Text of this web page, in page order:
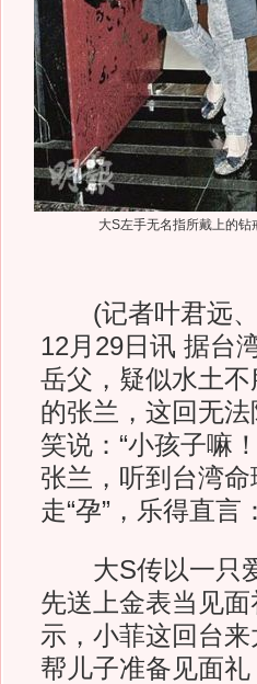
大S左手无名指所戴上的
(记者叶君远、
12月29日讯 据台
岳父，疑似水土
的张兰，这回无
笑说：“小孩子嘛
张兰，听到台湾
走“孕”，乐得直言
大S传以一只爱
先送上金表当见
示，小菲这回台
帮儿子准备见面